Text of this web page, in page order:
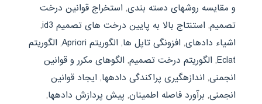
و مقایسه روشهای دسته بندی, استخراج قوانین درخت
تصمیم, استنتاج بالا به پایین درخت های تصمیم id3
,
اشیاء دادهای, افزونگی تاپل ها, الگوریتم Apriori , الگوریتم
Eclat
, الگوریتم درخت تصمیم, الگوهای مکرر و قوانین
انجمنی, اندازهگیری پراکندگی دادهها, ایجاد قوانین
انجمنی, برآورد فاصله اطمینان, پیش پردازش دادهها,